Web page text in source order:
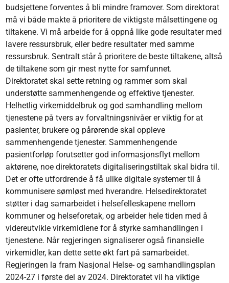
budsjettene forventes å bli mindre framover. Som direktorat
må vi både makte å prioritere de viktigste målsettingene og
tiltakene. Vi må arbeide for å oppnå like gode resultater med
lavere ressursbruk, eller bedre resultater med samme
ressursbruk. Sentralt står å prioritere de beste tiltakene, altså
de tiltakene som gir mest nytte for samfunnet.
Direktoratet skal sette retning og rammer som skal
understøtte sammenhengende og effektive tjenester.
Helhetlig virkemiddelbruk og god samhandling mellom
tjenestene på tvers av forvaltningsnivåer er viktig for at
pasienter, brukere og pårørende skal oppleve
sammenhengende tjenester. Sammenhengende
pasientforløp forutsetter god informasjonsflyt mellom
aktørene, noe direktoratets digitaliseringstiltak skal bidra til.
Det er ofte utfordrende å få ulike digitale systemer til å
kommunisere sømløst med hverandre. Helsedirektoratet
støtter i dag samarbeidet i helsefelleskapene mellom
kommuner og helseforetak, og arbeider hele tiden med å
videreutvikle virkemidlene for å styrke samhandlingen i
tjenestene. Når regjeringen signaliserer også finansielle
virkemidler, kan dette sette økt fart på samarbeidet.
Regjeringen la fram Nasjonal Helse- og samhandlingsplan
2024-27 i første del av 2024. Direktoratet vil ha viktige